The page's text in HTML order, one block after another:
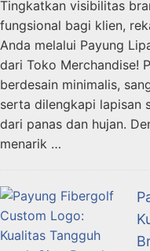
Tingkatkan visibilitas
fungsional bagi klien,
Anda melalui Payung
dari Toko Merchandise!
berdesain minimalis,
serta dilengkapi lapisan
dari panas dan hujan.
menarik …